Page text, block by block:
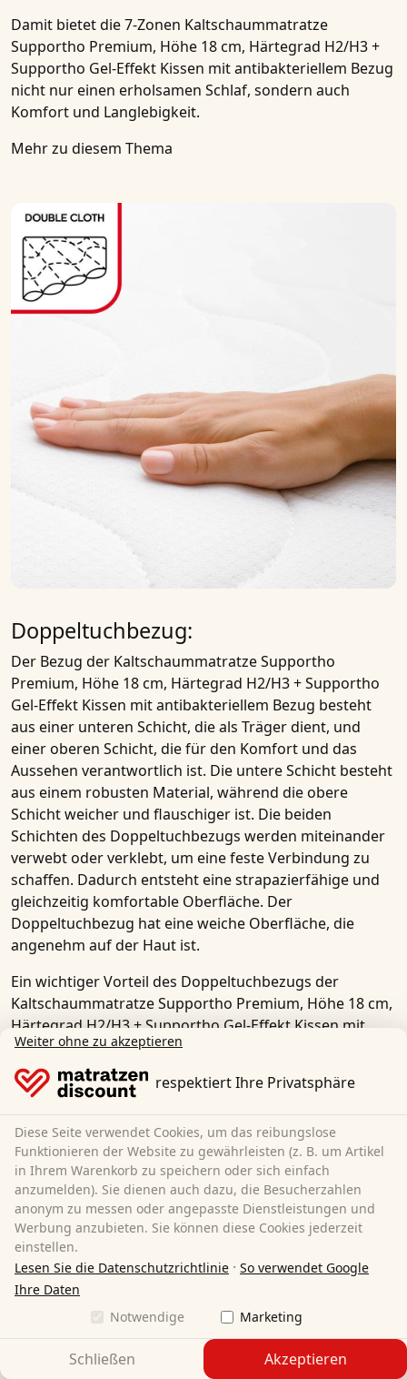
Damit bietet die7-Zonen Kaltschaummatratze
Supportho Premium, Höhe 18 cm, Härtegrad H2/H3 +
Supportho Gel-Effekt Kissen mit antibakteriellem Bezug
nicht nur einen erholsamen Schlaf, sondern auch
Komfort und Langlebigkeit.
Mehr zu diesem Thema
Doppeltuchbezug:
Der Bezug der Kaltschaummatratze Supportho
Premium, Höhe 18 cm, Härtegrad H2/H3 + Supportho
Gel-Effekt Kissen mit antibakteriellem Bezug besteht
aus einer unteren Schicht, die als Träger dient, und
einer oberen Schicht, die für den Komfort und das
Aussehen verantwortlich ist. Die untere Schicht besteht
aus einem robusten Material, während die obere
Schicht weicher und flauschiger ist. Die beiden
Schichten des Doppeltuchbezugs werden miteinander
verwebt oder verklebt, um eine feste Verbindung zu
schaffen. Dadurch entsteht eine strapazierfähige und
gleichzeitig komfortable Oberfläche. Der
Doppeltuchbezug hat eine weiche Oberfläche, die
angenehm auf der Haut ist.
Ein wichtiger Vorteil des Doppeltuchbezugs der
Kaltschaummatratze Supportho Premium, Höhe 18 cm,
Härtegrad H2/H3 + Supportho Gel-Effekt Kissen mit
antibakteriellem Bezugist seine
Durch die Verwendung von luftdurchlässigen
Materialien kann Luft zirkulieren und Feuchtigkeit
ableiten, was zu einem angenehmen Schlafklima
beiträgt. Aufgenommene Feuchtigkeit wird schnell
wieder an die Außenluft abgegeben. Darüber hinaus ist
der Doppeltuchbezug derKaltschaummatratze
Supportho Premium, Höhe 18 cm, Härtegrad H2/H3 +
Supportho Gel-Effekt Kissen mit antibakteriellem Bezug
abnehmbar und waschbar, was die Reinigung und
Pflege erleichtert.
Weiter ohne zu akzeptieren
respektiert Ihre Privatsphäre
Diese Seite verwendet Cookies, um das reibungslose
Funktionieren der Website zu gewährleisten (z. B. um Artikel
in Ihrem Warenkorb zu speichern oder sich einfach
anzumelden). Sie dienen auch dazu, die Besucherzahlen
anonym zu messen oder angepasste Dienstleistungen und
Werbung anzubieten. Sie können diese Cookies jederzeit
einstellen.
Lesen Sie die Datenschutzrichtlinie · So verwendet Google
Ihre Daten
Notwendige
Marketing
Schließen Akzeptieren